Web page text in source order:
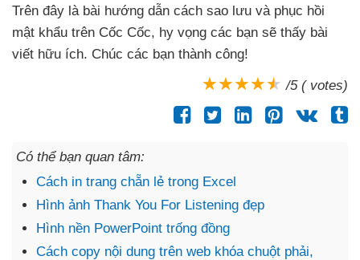
Trên đây là bài hướng dẫn cách sao lưu và phục hồi
mật khẩu trên Cốc Cốc, hy vọng các bạn sẽ thấy bài
viết hữu ích. Chúc các bạn thành công!
/5 ( votes)
Có thể bạn quan tâm:
Cách in trang chẵn lẻ trong Excel
Hình ảnh Thank You For Listening đẹp
Hình nền PowerPoint trống đồng
Cách copy nội dung trên web khóa chuột phải,